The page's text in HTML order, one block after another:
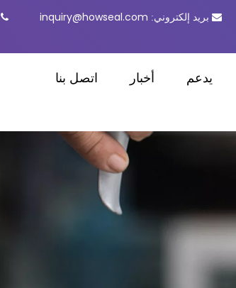
 بريد إلكتروني: inquiry@howseal.com

اتصل بنا أخبار يدعم